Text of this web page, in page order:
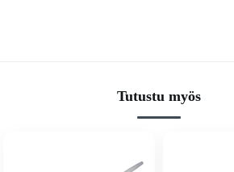
Tutustu myös